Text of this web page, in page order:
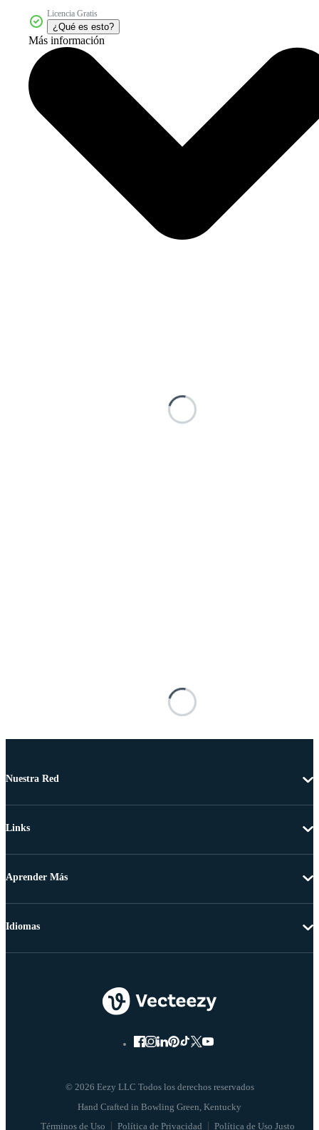
Licencia Gratis
¿Qué es esto?
Más información
Nuestra Red
Links
Aprender Más
© 2026 Eezy LLC Todos los derechos reservados
Términos de Uso Política de Privacidad Política de Uso Justo
Idiomas